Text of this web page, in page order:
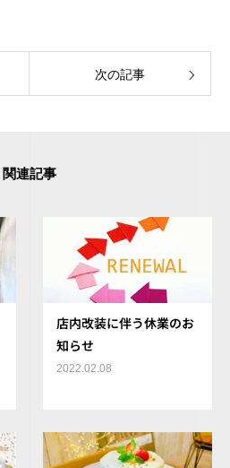
次の記事
関連記事
店内改装に伴う休業のお
知らせ
2022.02.08